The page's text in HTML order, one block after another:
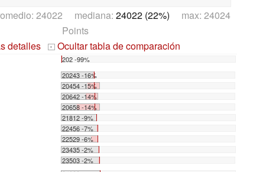
24022 mediana: 24022 (22%) max: 24024
Points
detalles - Ocultar tabla de comparación
202 -99%
20243 -16%
20454 -15%
20642 -14%
20658 -14%
21812 -9%
22456 -7%
22529 -6%
23435 -2%
23503 -2%